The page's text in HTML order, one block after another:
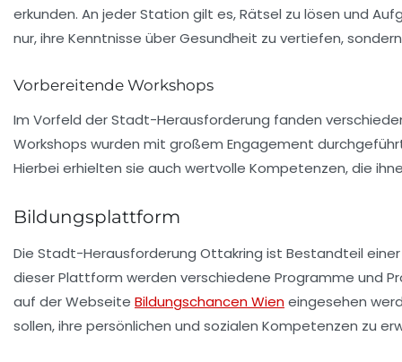
erkunden. An jeder Station gilt es,Rätsel zu lösen und
nur, ihre Kenntnisse über Gesundheit zu vertiefen,
Vorbereitende Workshops
Im Vorfeld der Stadt-Herausforderung fanden
Workshops wurden mit großem Engagement
Hierbei erhielten sie auch wertvolle Kompetenzen, die
Bildungsplattform
Die Stadt-Herausforderung Ottakring ist Bestandteil
dieser Plattform werden verschiedene Programme und
auf der Webseite Bildungschancen Wieneingesehen
sollen, ihre persönlichen und sozialen Kompetenzen zu